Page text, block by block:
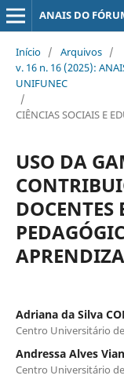
ANAIS DO
Início / Arquivos /
v. 16 n. 16 (2025):
UNIFUNEC
/
CIÊNCIAS SOCIAIS E
USO DA
DOCENTES
Adriana da Silva
Centro Universitário
Andressa Alves
Centro Universitário